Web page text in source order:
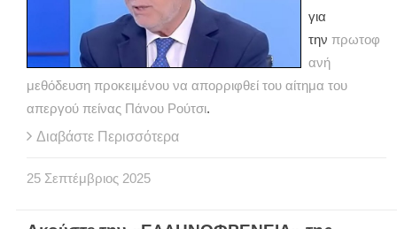
για
την πρωτοφ
ανή
μεθόδευση προκειμένου να απορριφθεί του αίτημα του
απεργού πείνας Πάνου Ρούτσι.
Διαβάστε Περισσότερα
25 Σεπτέμβριος 2025